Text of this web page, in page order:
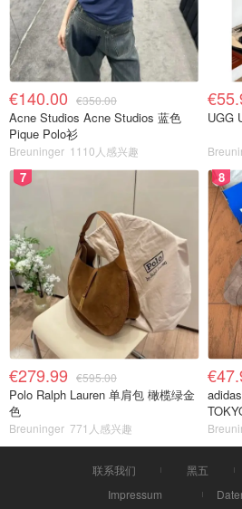
€140.00 €350.00
Acne Studios Acne Studios 蓝色
Pique Polo衫
Breuninger 1110人感兴趣
UGG
7
€279.99 €595.00
Polo Ralph Lauren 单肩包 橄榄绿金
色
Breuninger 771人感兴趣
8
联系我们 黑五
Impressum